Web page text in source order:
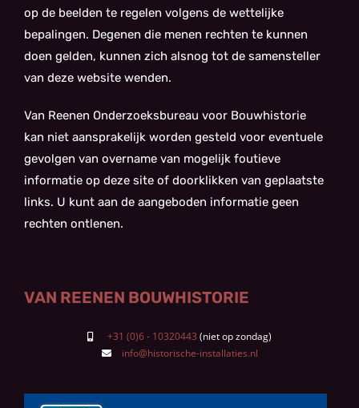
op de beelden te regelen volgens de wettelijke
bepalingen. Degenen die menen rechten te kunnen
doen gelden, kunnen zich alsnog tot de samensteller
van deze website wenden.
Van Reenen Onderzoeksbureau voor Bouwhistorie
kan niet aansprakelijk worden gesteld voor eventuele
gevolgen van overname van mogelijk foutieve
informatie op deze site of doorklikken van geplaatste
links. U kunt aan de aangeboden informatie geen
rechten ontlenen.
VAN REENEN BOUWHISTORIE
+31 (0)6 - 10320443
info@historische-installaties.nl